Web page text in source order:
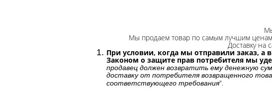
Мы продаем товар по самым лучшим
Доставку на
При условии, когда мы отправили заказ, а
Законом о защите прав потребителя мы
продавец должен возвратить ему денежную
доставку от потребителя возвращенного
соответствующего требования".